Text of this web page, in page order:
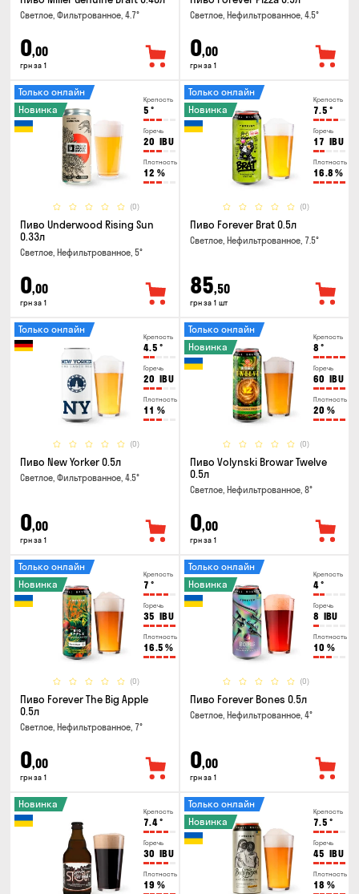
Светлое, Фильтрованное, 4.7°
0,00
грн за 1
Светлое, Нефильтрованное, 4.5°
0,00
грн за 1
Крепость
5 °
Горечь
20 IBU
Плотность
12 %
(0)
Только онлайн
Новинка
Пиво Underwood Rising Sun
0.33л
Светлое, Нефильтрованное, 5°
0,00
грн за 1
Крепость
7.5 °
Горечь
17 IBU
Плотность
16.8 %
(0)
Только онлайн
Новинка
Пиво Forever Brat 0.5л
Светлое, Нефильтрованное, 7.5°
85,50
грн за 1 шт
Крепость
4.5 °
Горечь
20 IBU
Плотность
11 %
(0)
Только онлайн
Пиво New Yorker 0.5л
Светлое, Фильтрованное, 4.5°
0,00
грн за 1
Крепость
8 °
Горечь
60 IBU
Плотность
20 %
(0)
Только онлайн
Новинка
Пиво Volynski Browar Twelve
0.5л
Светлое, Нефильтрованное, 8°
0,00
грн за 1
Крепость
7 °
Горечь
35 IBU
Плотность
16.5 %
(0)
Только онлайн
Новинка
Пиво Forever The Big Apple
0.5л
Светлое, Нефильтрованное, 7°
0,00
грн за 1
Крепость
4°
Горечь
8 IBU
Плотность
10 %
(0)
Только онлайн
Новинка
Пиво Forever Bones 0.5л
Светлое, Нефильтрованное, 4°
0,00
грн за 1
Крепость
7.4°
Горечь
30 IBU
Плотность
19 %
Новинка
Крепость
7.5 °
Горечь
45 IBU
Плотность
18 %
Только онлайн
Новинка